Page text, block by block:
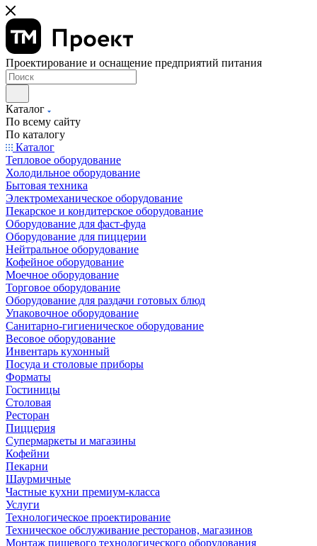
Проектирование и оснащение предприятий питания
Каталог
По всему сайту
По каталогу
Каталог
Тепловое оборудование
Холодильное оборудование
Бытовая техника
Электромеханическое оборудование
Пекарское и кондитерское оборудование
Оборудование для фаст-фуда
Оборудование для пиццерии
Нейтральное оборудование
Кофейное оборудование
Моечное оборудование
Торговое оборудование
Оборудование для раздачи готовых блюд
Упаковочное оборудование
Санитарно-гигиеническое оборудование
Весовое оборудование
Инвентарь кухонный
Посуда и столовые приборы
Форматы
Гостиницы
Столовая
Ресторан
Пиццерия
Супермаркеты и магазины
Кофейни
Пекарни
Шаурмичные
Частные кухни премиум-класса
Услуги
Технологическое проектирование
Техническое обслуживание ресторанов, магазинов
Монтаж пищевого технологического оборудования